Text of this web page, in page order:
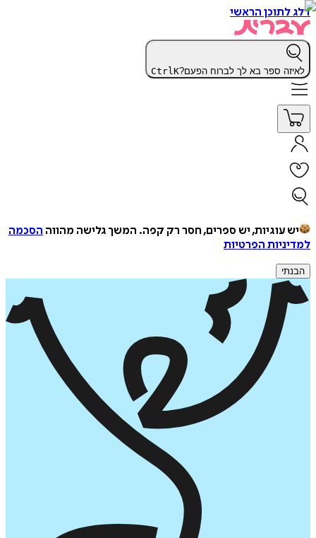
דלג לתוכן הראשי
לאיזה ספר בא לך לברוח הפעם? CtrlK
יש עוגיות, יש ספרים, חסר רק קפה. המשך גלישה מהווה הסכמה
למדיניות הפרטיות
הבנתי